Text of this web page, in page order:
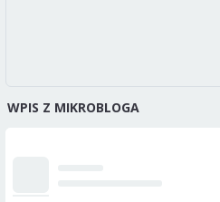
WPIS Z MIKROBLOGA